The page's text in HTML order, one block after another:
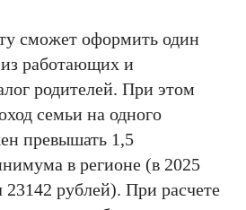
сможет оформить один
работающих и
родителей. При этом
семьи на одного
превышать 1,5
в регионе (в 2025
23142 рублей). При расчете